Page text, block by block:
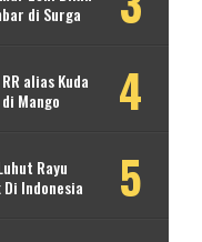
di Surga
alias Kuda
Mango
Rayu
Indonesia